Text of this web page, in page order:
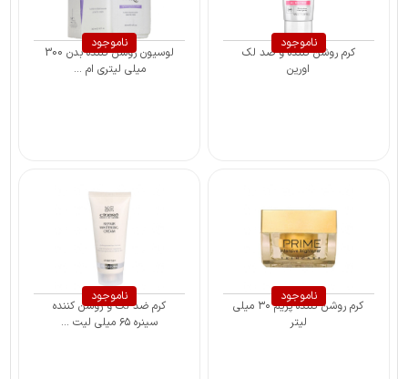
ناموجود
کرم روشن کننده و ضد لک
اورین
ناموجود
لوسیون روشن کننده بدن 300
میلی لیتری ام ...
ناموجود
کرم روشن کننده پریم ۳۰ میلی
لیتر
ناموجود
کرم ضد لک و روشن کننده
سینره ۶۵ میلی لیت ...